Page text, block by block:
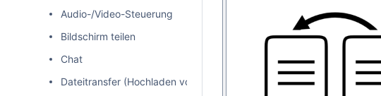
Audio-/Video-Steuerung
Bildschirm teilen
Chat
Dateitransfer (Hochladen von Daten)